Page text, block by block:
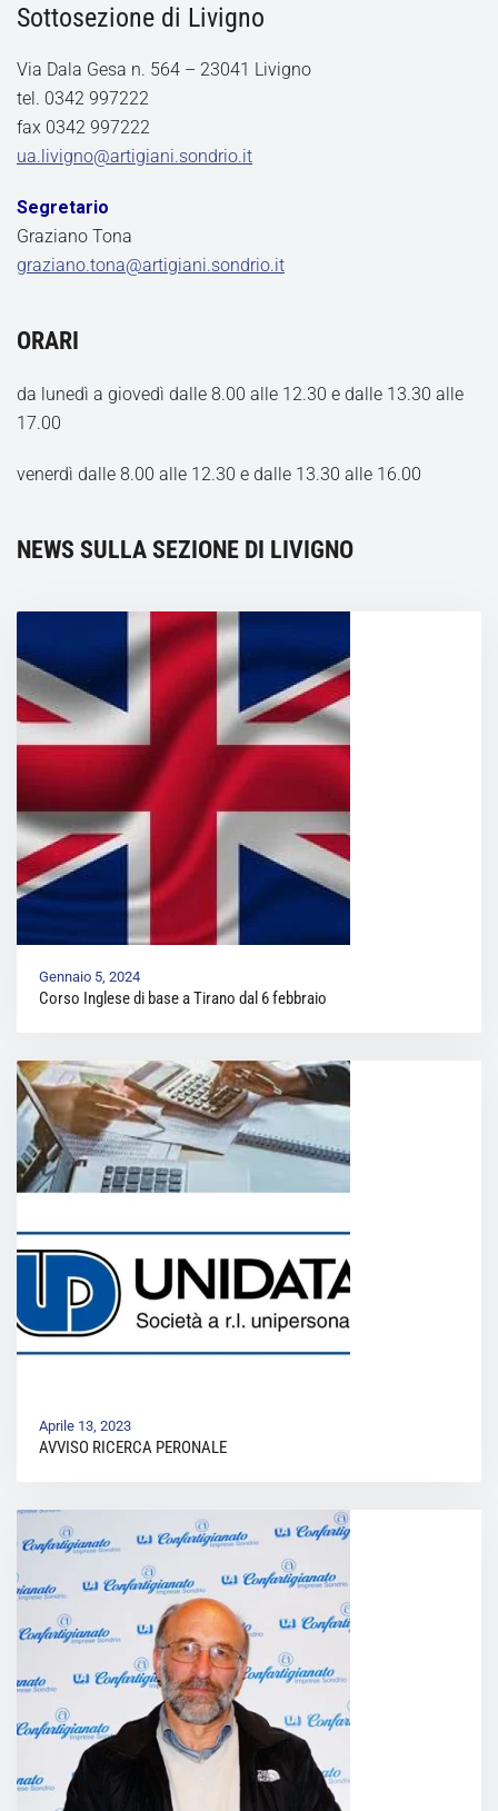
Sottosezione di Livigno
Via Dala Gesa n. 564 – 23041 Livigno
tel. 0342 997222
fax 0342 997222
ua.livigno@artigiani.sondrio.it
Segretario
Graziano Tona
graziano.tona@artigiani.sondrio.it
ORARI
da lunedì a giovedì dalle 8.00 alle 12.30 e dalle 13.30 alle
17.00
venerdì dalle 8.00 alle 12.30 e dalle 13.30 alle 16.00
NEWS SULLA SEZIONE DI LIVIGNO
Gennaio 5, 2024
Corso Inglese di base a Tirano dal 6 febbraio
Aprile 13, 2023
AVVISO RICERCA PERONALE